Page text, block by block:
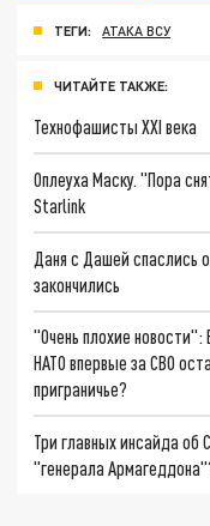
ТЕГИ: АТАКА ВСУ
ЧИТАЙТЕ ТАКЖЕ:
Технофашисты XXI века
Оплеуха Маску. "Пора
Starlink
Даня с Дашей спаслись
закончились
"Очень плохие
НАТО впервые за СВО
приграничье?
Три главных инсайда об
"генерала